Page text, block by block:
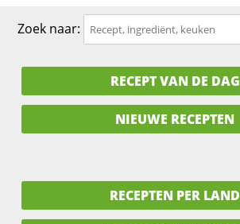
Zoek naar:
RECEPT VAN DE DAG
NIEUWE RECEPTEN
RECEPTEN PER LAND